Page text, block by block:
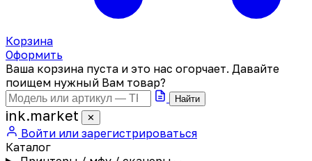
Корзина
Оформить
Ваша корзина пуста и это нас огорчает. Давайте
поищем нужный Вам товар?
Найти
ink.market ✕
Войти или зарегистрироваться
Каталог